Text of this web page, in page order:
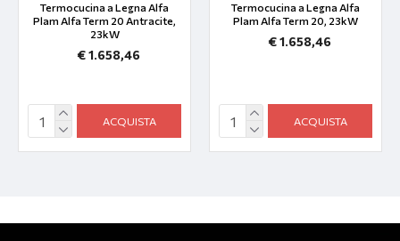
Termocucina a Legna Alfa
Plam Alfa Term 20 Antracite,
23kW
€ 1.658,46
ACQUISTA
Termocucina a Legna Alfa
Plam Alfa Term 20, 23kW
€ 1.658,46
ACQUISTA